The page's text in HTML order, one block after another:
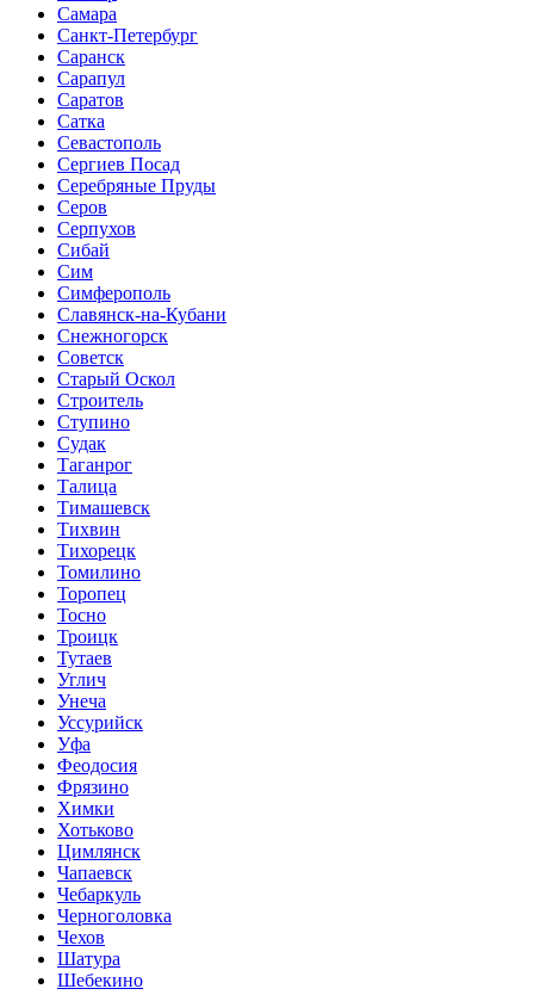
Самара
Санкт-Петербург
Саранск
Сарапул
Саратов
Сатка
Севастополь
Сергиев Посад
Серебряные Пруды
Серов
Серпухов
Сибай
Сим
Симферополь
Славянск-на-Кубани
Снежногорск
Советск
Старый Оскол
Строитель
Ступино
Судак
Таганрог
Талица
Тимашевск
Тихвин
Тихорецк
Томилино
Торопец
Тосно
Троицк
Тутаев
Углич
Унеча
Уссурийск
Уфа
Феодосия
Фрязино
Химки
Хотьково
Цимлянск
Чапаевск
Чебаркуль
Черноголовка
Чехов
Шатура
Шебекино